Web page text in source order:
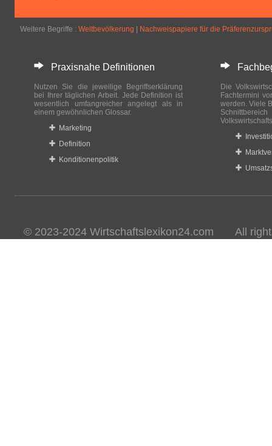
Weitere Begriffe : Weltbevölkerung Nachweispapiere für die
Praxisnahe Definitionen
Nutzen Sie die jeweilige Begriffserklärung
bei Ihrer täglichen Arbeit. Jede Definition ist
wesentlich umfangreicher angelegt als in
einem gewöhnlichen Glossar.
Marketing
Definition
Konditionenpolitik
Die
Fachtermini
werden. Viele
© 2023-2024 Wirtschaftslexikon24.com All